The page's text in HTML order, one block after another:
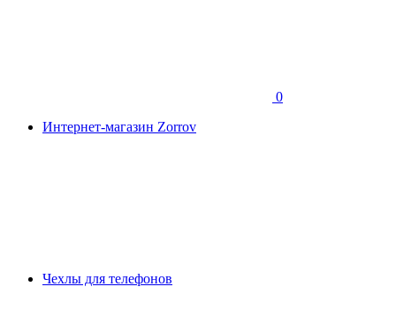
0
Интернет-магазин Zorrov
Чехлы для телефонов